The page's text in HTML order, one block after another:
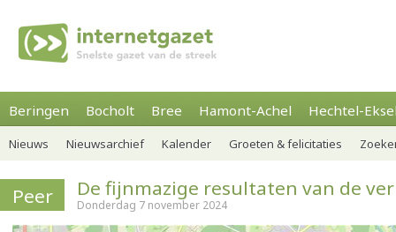
Beringen Bocholt Bree Hamont-Achel Hechtel-
Nieuws Nieuwsarchief Kalender Groeten & felicitaties
Peer De fijnmazige resultaten van de
Donderdag 7 november 2024